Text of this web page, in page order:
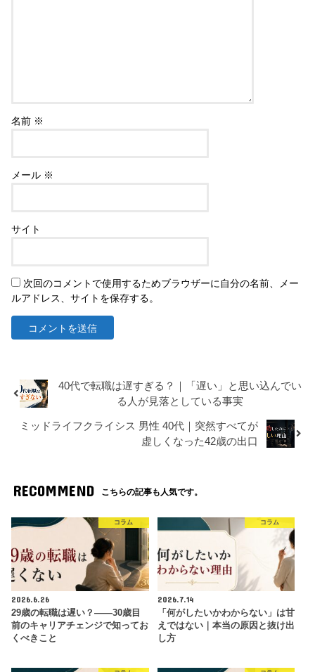
名前 ※
メール ※
サイト
次回のコメントで使用するためブラウザーに自分の名前、メー
ルアドレス、サイトを保存する。
40代で転職は遅すぎる？｜「遅い」と思い込んでい
る人が見落としている事実
ミッドライフクライシス 男性 40代｜突然すべてが
虚しくなった42歳の出口
RECOMMEND こちらの記事も人気です。
コラム
2026.6.26
29歳の転職は遅い？——30歳目
前のキャリアチェンジで知ってお
くべきこと
コラム
2026.7.14
「何がしたいかわからない」は甘
えではない｜本当の原因と抜け出
し方